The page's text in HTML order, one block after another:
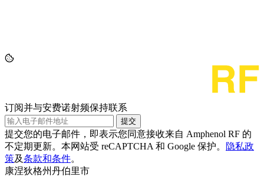
订阅并与安费诺射频保持联系
提交
提交您的电子邮件，即表示您同意接收来自 Amphenol RF 的
不定期更新。本网站受 reCAPTCHA 和 Google 保护。
隐私政
策及条款和条件。
康涅狄格州丹伯里市